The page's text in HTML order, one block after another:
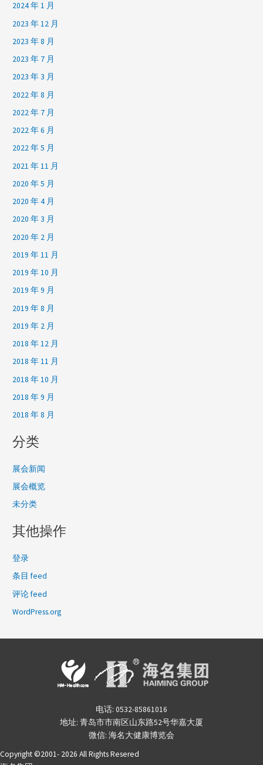
2024 年 1 月
2023 年 12 月
2023 年 8 月
2023 年 7 月
2023 年 3 月
2022 年 8 月
2022 年 7 月
2022 年 6 月
2022 年 5 月
2021 年 11 月
2020 年 5 月
2020 年 4 月
2020 年 3 月
2020 年 2 月
2019 年 11 月
2019 年 10 月
2019 年 9 月
2019 年 8 月
2019 年 2 月
2018 年 12 月
2018 年 11 月
2018 年 10 月
2018 年 9 月
2018 年 8 月
分类
展会新闻
展会概览
未分类
其他操作
登录
条目 feed
评论 feed
WordPress.org
电话: 0532-85861016
地址: 青岛市市南区山东路52号华嘉大厦
微信: 海名大健康博览会
Copyright ©2001- 2026 All Rights Resered